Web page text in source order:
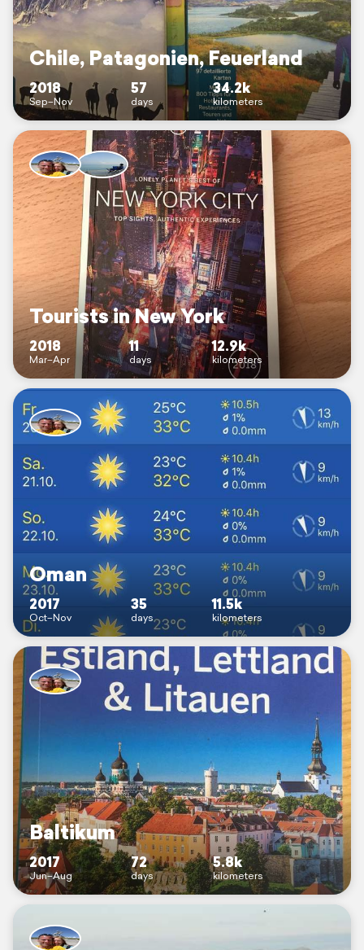
Chile, Patagonien, Feuerland
2018
Sep–Nov
57
days
34.2k
kilometers
Tourists in New York
2018
Mar–Apr
11
days
12.9k
kilometers
Oman
2017
Oct–Nov
35
days
11.5k
kilometers
Baltikum
2017
Jun–Aug
72
days
5.8k
kilometers